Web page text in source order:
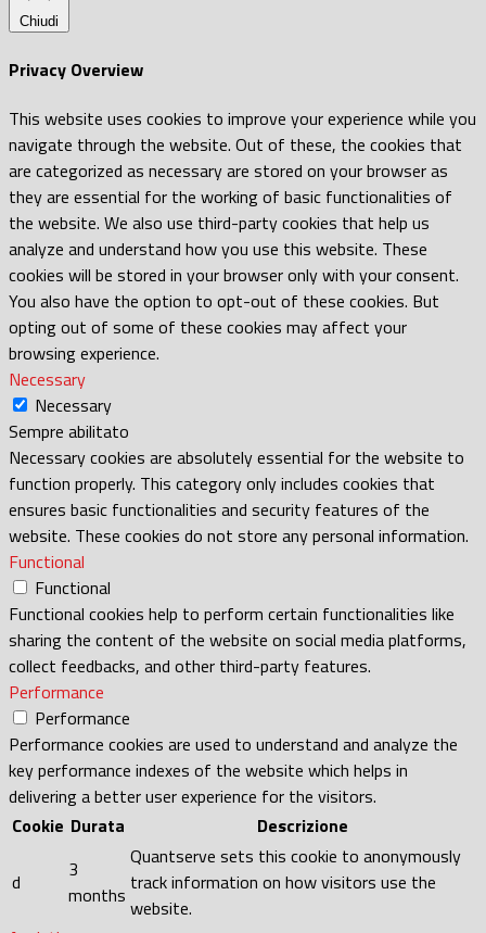
Chiudi
Privacy Overview
This website uses cookies to improve your experience while you
navigate through the website. Out of these, the cookies that
are categorized as necessary are stored on your browser as
they are essential for the working of basic functionalities of
the website. We also use third-party cookies that help us
analyze and understand how you use this website. These
cookies will be stored in your browser only with your consent.
You also have the option to opt-out of these cookies. But
opting out of some of these cookies may affect your
browsing experience.
Necessary
Necessary
Sempre abilitato
Necessary cookies are absolutely essential for the website to
function properly. This category only includes cookies that
ensures basic functionalities and security features of the
website. These cookies do not store any personal information.
Functional
Functional
Functional cookies help to perform certain functionalities like
sharing the content of the website on social media platforms,
collect feedbacks, and other third-party features.
Performance
Performance
Performance cookies are used to understand and analyze the
key performance indexes of the website which helps in
delivering a better user experience for the visitors.
Cookie Durata Descrizione
d
3
months
Quantserve sets this cookie to anonymously
track information on how visitors use the
website.